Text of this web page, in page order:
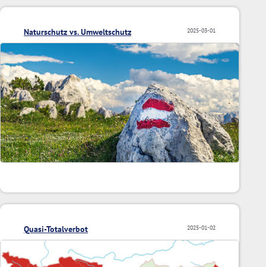
2025-03-01
Naturschutz vs. Umweltschutz
2025-01-02
Quasi-Totalverbot